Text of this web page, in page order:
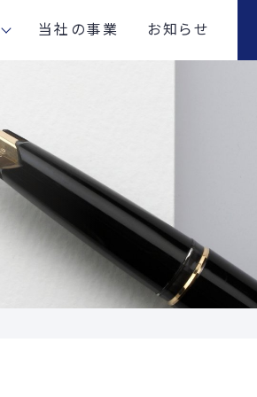
当社の事業 お知らせ